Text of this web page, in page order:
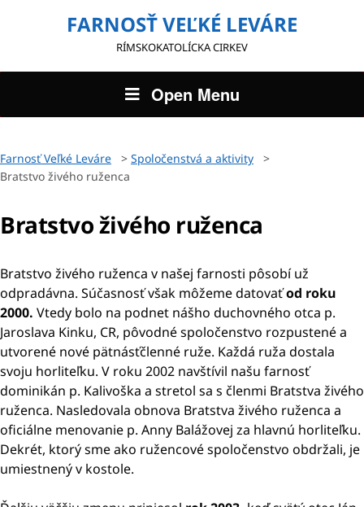
FARNOSŤ VEĽKÉ LEVÁRE
RÍMSKOKATOLÍCKA CIRKEV
Open Menu
Farnosť Veľké Leváre > Spoločenstvá a aktivity
>
Bratstvo živého ruženca
Bratstvo živého ruženca
Bratstvo živého ruženca v našej farnosti pôsobí už
odpradávna. Súčasnosť však môžeme datovaťod roku
2000. Vtedy bolo na podnet nášho duchovného otca p.
Jaroslava Kinku, CR, pôvodné spoločenstvo rozpustené a
utvorené nové pätnásťčlenné ruže. Každá ruža dostala
svoju horliteľku. V roku 2002 navštívil našu farnosť
dominikán p. Kalivoška a stretol sa s členmi Bratstva živého
ruženca. Nasledovala obnova Bratstva živého ruženca a
oficiálne menovanie p. Anny Balážovej za hlavnú horliteľku.
Dekrét, ktorý sme ako ružencové spoločenstvo obdržali, je
umiestnený v kostole.